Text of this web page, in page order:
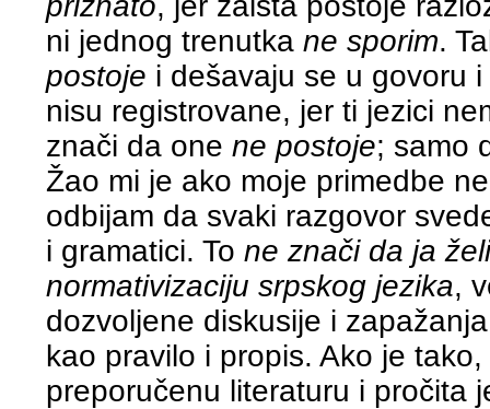
ni jednog trenutkane sporim.
postoje i dešavaju se u govoru
nisu registrovane, jer ti jezici
znači da onene postoje; samo
Žao mi je ako moje primedbe
odbijam da svaki razgovor
i gramatici. Tone znači da ja
normativizaciju srpskog jezika,
dozvoljene diskusije i
kao pravilo i propis. Ako je
preporučenu literaturu i pročita